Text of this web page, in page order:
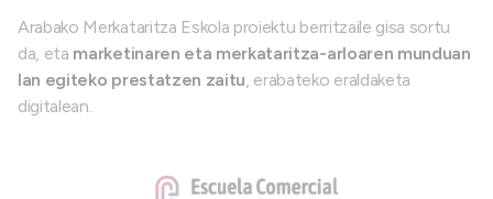
Arabako Merkataritza Eskola proiektu berritzaile gisa sortu
da, eta marketinaren eta merkataritza-arloaren munduan
lan egiteko prestatzen zaitu, erabateko eraldaketa
digitalean.